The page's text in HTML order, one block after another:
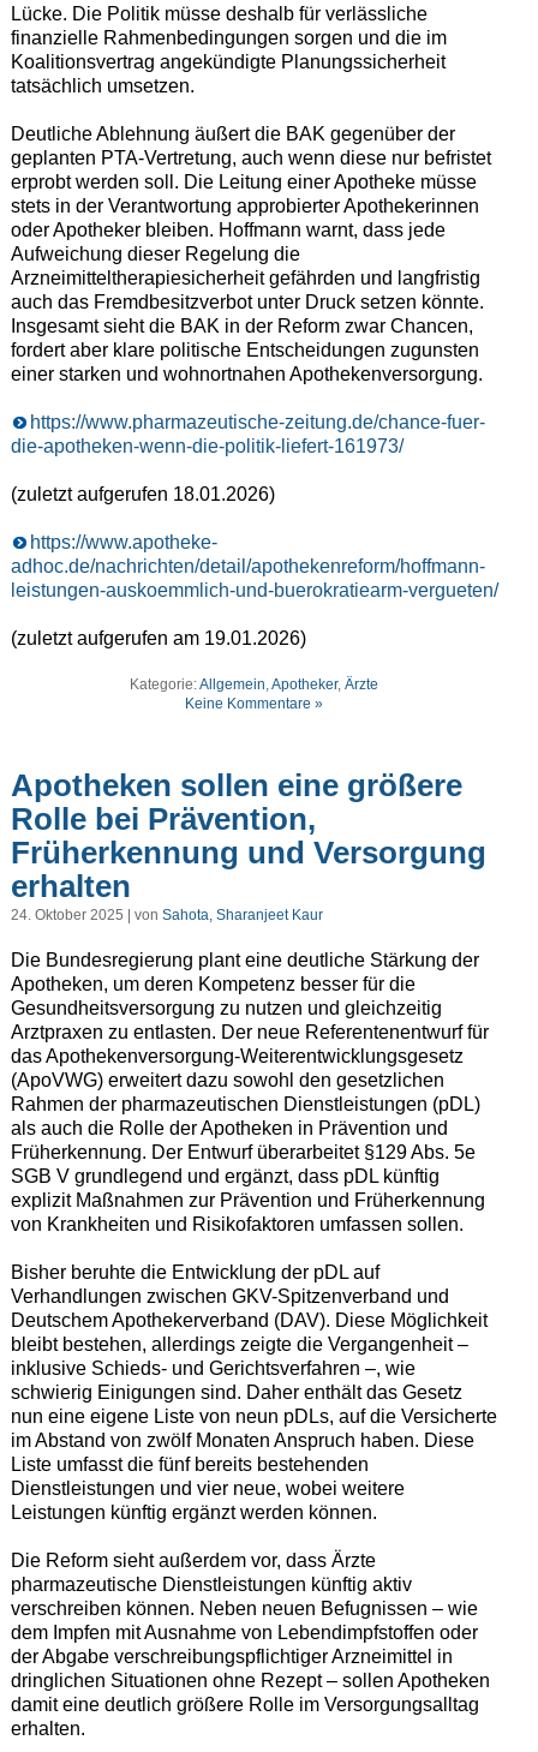
Lücke. Die Politik müsse deshalb für verlässliche
finanzielle Rahmenbedingungen sorgen und die im
Koalitionsvertrag angekündigte Planungssicherheit
tatsächlich umsetzen.
Deutliche Ablehnung äußert die BAK gegenüber der
geplanten PTA-Vertretung, auch wenn diese nur befristet
erprobt werden soll. Die Leitung einer Apotheke müsse
stets in der Verantwortung approbierter Apothekerinnen
oder Apotheker bleiben. Hoffmann warnt, dass jede
Aufweichung dieser Regelung die
Arzneimitteltherapiesicherheit gefährden und langfristig
auch das Fremdbesitzverbot unter Druck setzen könnte.
Insgesamt sieht die BAK in der Reform zwar Chancen,
fordert aber klare politische Entscheidungen zugunsten
einer starken und wohnortnahen Apothekenversorgung.
https://www.pharmazeutische-zeitung.de/chance-fuer-
die-apotheken-wenn-die-politik-liefert-161973/
(zuletzt aufgerufen 18.01.2026)
https://www.apotheke-
adhoc.de/nachrichten/detail/apothekenreform/hoffmann-
leistungen-auskoemmlich-und-buerokratiearm-vergueten/
(zuletzt aufgerufen am 19.01.2026)
Kategorie:Allgemein,Apotheker,Ärzte
Keine Kommentare »
Apotheken sollen eine größere
Rolle bei Prävention,
Früherkennung und Versorgung
erhalten
24. Oktober 2025 | von Sahota, Sharanjeet Kaur
Die Bundesregierung plant eine deutliche Stärkung der
Apotheken, um deren Kompetenz besser für die
Gesundheitsversorgung zu nutzen und gleichzeitig
Arztpraxen zu entlasten. Der neue Referentenentwurf für
das Apothekenversorgung-Weiterentwicklungsgesetz
(ApoVWG) erweitert dazu sowohl den gesetzlichen
Rahmen der pharmazeutischen Dienstleistungen (pDL)
als auch die Rolle der Apotheken in Prävention und
Früherkennung. Der Entwurf überarbeitet §129 Abs. 5e
SGB V grundlegend und ergänzt, dass pDL künftig
explizit Maßnahmen zur Prävention und Früherkennung
von Krankheiten und Risikofaktoren umfassen sollen.
Bisher beruhte die Entwicklung der pDL auf
Verhandlungen zwischen GKV-Spitzenverband und
Deutschem Apothekerverband (DAV). Diese Möglichkeit
bleibt bestehen, allerdings zeigte die Vergangenheit –
inklusive Schieds- und Gerichtsverfahren –, wie
schwierig Einigungen sind. Daher enthält das Gesetz
nun eine eigene Liste von neun pDLs, auf die Versicherte
im Abstand von zwölf Monaten Anspruch haben. Diese
Liste umfasst die fünf bereits bestehenden
Dienstleistungen und vier neue, wobei weitere
Leistungen künftig ergänzt werden können.
Die Reform sieht außerdem vor, dass Ärzte
pharmazeutische Dienstleistungen künftig aktiv
verschreiben können. Neben neuen Befugnissen – wie
dem Impfen mit Ausnahme von Lebendimpfstoffen oder
der Abgabe verschreibungspflichtiger Arzneimittel in
dringlichen Situationen ohne Rezept – sollen Apotheken
damit eine deutlich größere Rolle im Versorgungsalltag
erhalten.